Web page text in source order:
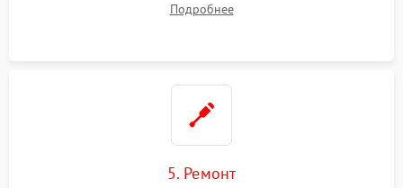
Подробнее
5. Ремонт